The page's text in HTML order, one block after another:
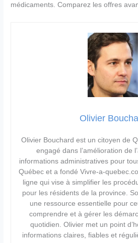
médicaments. Comparez les offres
Olivier
Olivier Bouchard est un citoyen de
engagé dans l’amélioration de
informations administratives pour
Québec et a fondé Vivre-a-
ligne qui vise à simplifier les
pour les résidents de la province.
une ressource essentielle pour
comprendre et à gérer les
quotidien. Olivier met un point
informations claires, fiables et